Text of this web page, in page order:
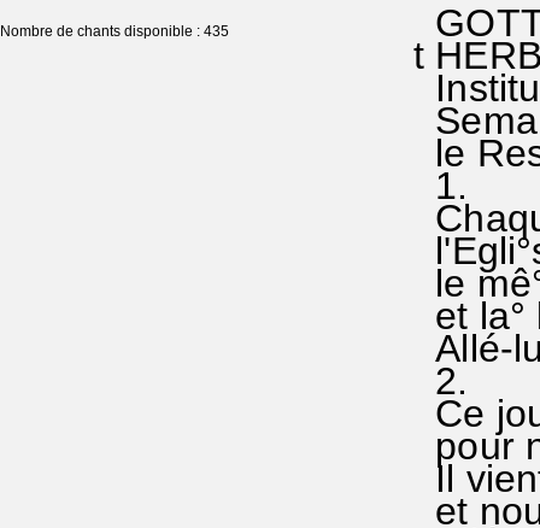
Nombre de chants disponible : 435
t
le
1.
le
et la°
Allé-
2.
Ce
pour
Il
et